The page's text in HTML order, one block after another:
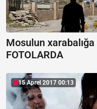
Mosulun
FOTOLARDA
15 Aprel 2017 00:13